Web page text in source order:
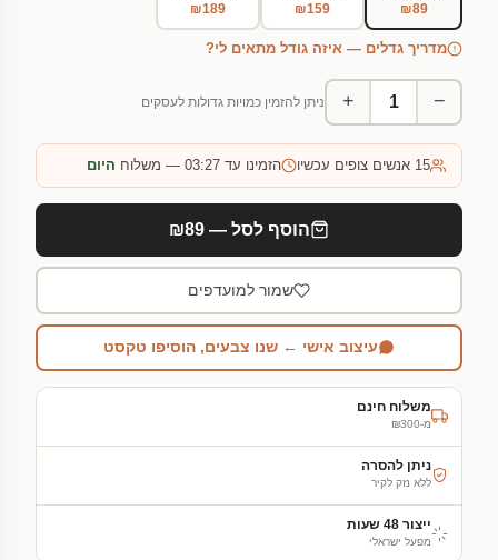
₪89
₪159
₪189
מדריך גדלים — איזה גודל מתאים לי?
−
+ ניתן להזמין כמויות גדולות לעסקים
15 אנשים צופים עכשיו הזמינו עד 03:27 — משלוח היום
הוסף לסל — ₪89
שמור למועדפים
עיצוב אישי ← שנו צבעים, הוסיפו טקסט
משלוח חינם
מ-₪300
ניתן להסרה
ללא נזק לקיר
ייצור 48 שעות
מפעל ישראלי